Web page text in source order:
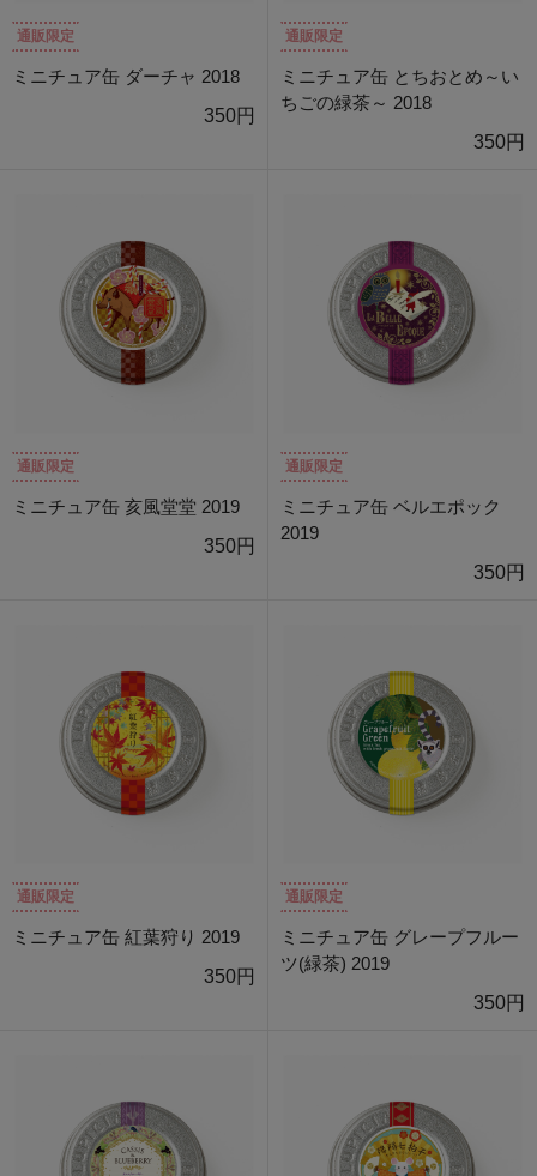
通販限定
ミニチュア缶 ダーチャ 2018
350円
通販限定
ミニチュア缶 とちおとめ～い
ちごの緑茶～ 2018
350円
通販限定
ミニチュア缶 亥風堂堂 2019
350円
通販限定
ミニチュア缶 ベルエポック
2019
350円
通販限定
ミニチュア缶 紅葉狩り 2019
350円
通販限定
ミニチュア缶 グレープフルー
ツ(緑茶) 2019
350円